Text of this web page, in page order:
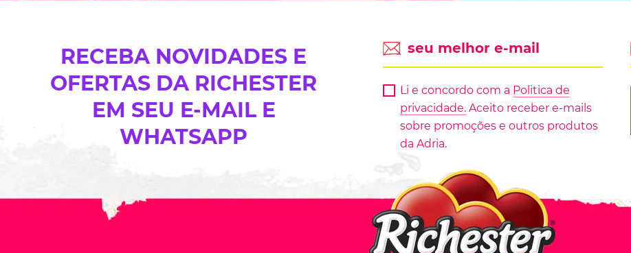
RECEBA NOVIDADES E
OFERTAS DA RICHESTER
EM SEU E-MAIL E
WHATSAPP
Li e concordo com a Politica de
privacidade. Aceito receber e-mails
sobre promoções e outros produtos
da Adria.